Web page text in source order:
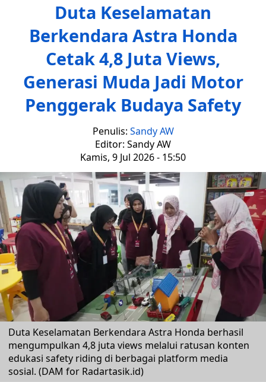
Duta Keselamatan
Berkendara Astra Honda
Cetak 4,8 Juta Views,
Generasi Muda Jadi Motor
Penggerak Budaya Safety
Penulis: Sandy AW
Editor: Sandy AW
Kamis, 9 Jul 2026 - 15:50
Duta Keselamatan Berkendara Astra Honda berhasil
mengumpulkan 4,8 juta views melalui ratusan konten
edukasi safety riding di berbagai platform media
sosial. (DAM for Radartasik.id)